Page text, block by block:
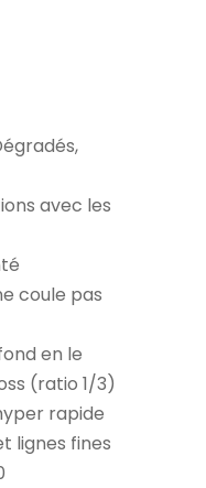
avec les
coule pas
en le
(ratio 1/3)
rapide
lignes fines